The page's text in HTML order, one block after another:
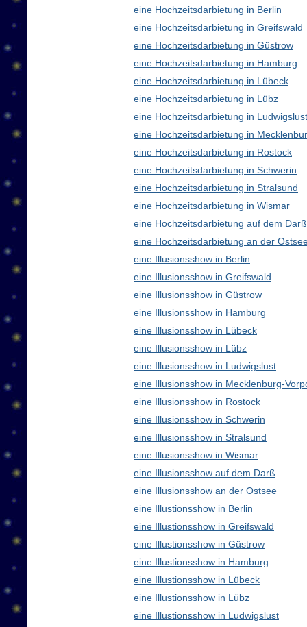
eine Hochzeitsdarbietung in Berlin
eine Hochzeitsdarbietung in Greifswald
eine Hochzeitsdarbietung in Güstrow
eine Hochzeitsdarbietung in Hamburg
eine Hochzeitsdarbietung in Lübeck
eine Hochzeitsdarbietung in Lübz
eine Hochzeitsdarbietung in Ludwigslust
eine Hochzeitsdarbietung in
eine Hochzeitsdarbietung in Rostock
eine Hochzeitsdarbietung in Schwerin
eine Hochzeitsdarbietung in Stralsund
eine Hochzeitsdarbietung in Wismar
eine Hochzeitsdarbietung auf dem Darß
eine Hochzeitsdarbietung an der
eine Illusionsshow in Berlin
eine Illusionsshow in Greifswald
eine Illusionsshow in Güstrow
eine Illusionsshow in Hamburg
eine Illusionsshow in Lübeck
eine Illusionsshow in Lübz
eine Illusionsshow in Ludwigslust
eine Illusionsshow in Mecklenburg-
eine Illusionsshow in Rostock
eine Illusionsshow in Schwerin
eine Illusionsshow in Stralsund
eine Illusionsshow in Wismar
eine Illusionsshow auf dem Darß
eine Illusionsshow an der Ostsee
eine Illustionsshow in Berlin
eine Illustionsshow in Greifswald
eine Illustionsshow in Güstrow
eine Illustionsshow in Hamburg
eine Illustionsshow in Lübeck
eine Illustionsshow in Lübz
eine Illustionsshow in Ludwigslust